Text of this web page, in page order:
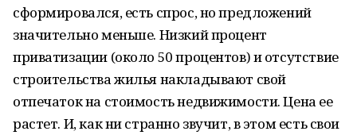
сформировался, есть спрос, но предложений
значительно меньше. Низкий процент
приватизации (около 50 процентов) и отсутствие
строительства жилья накладывают свой
отпечаток на стоимость недвижимости. Цена ее
растет. И, как ни странно звучит, в этом есть свои